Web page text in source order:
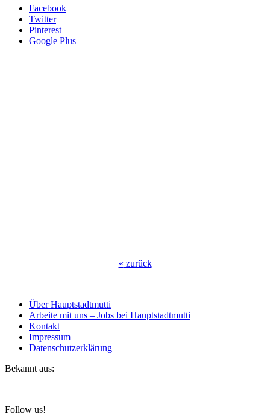
Facebook
Twitter
Pinterest
Google Plus
« zurück
Über Hauptstadtmutti
Arbeite mit uns – Jobs bei Hauptstadtmutti
Kontakt
Impressum
Datenschutzerklärung
Bekannt aus:
Follow us!